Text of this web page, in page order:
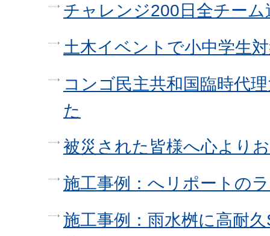
チャレンジ200日全チー
土木イベントで小中学生
コンゴ民主共和国臨時代
た
被災された皆様へ心より
施工事例：へリポートの
施工事例：雨水桝に高耐